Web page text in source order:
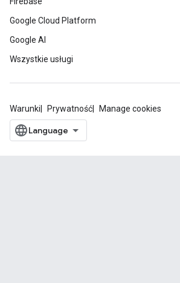
Google Cloud Platform
Google AI
Wszystkie usługi
Warunki Prywatność Manage cookies